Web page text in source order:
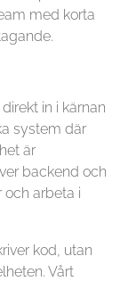
med korta
in i kärnan
system där
är
backend och
arbeta i
kod, utan
Vårt